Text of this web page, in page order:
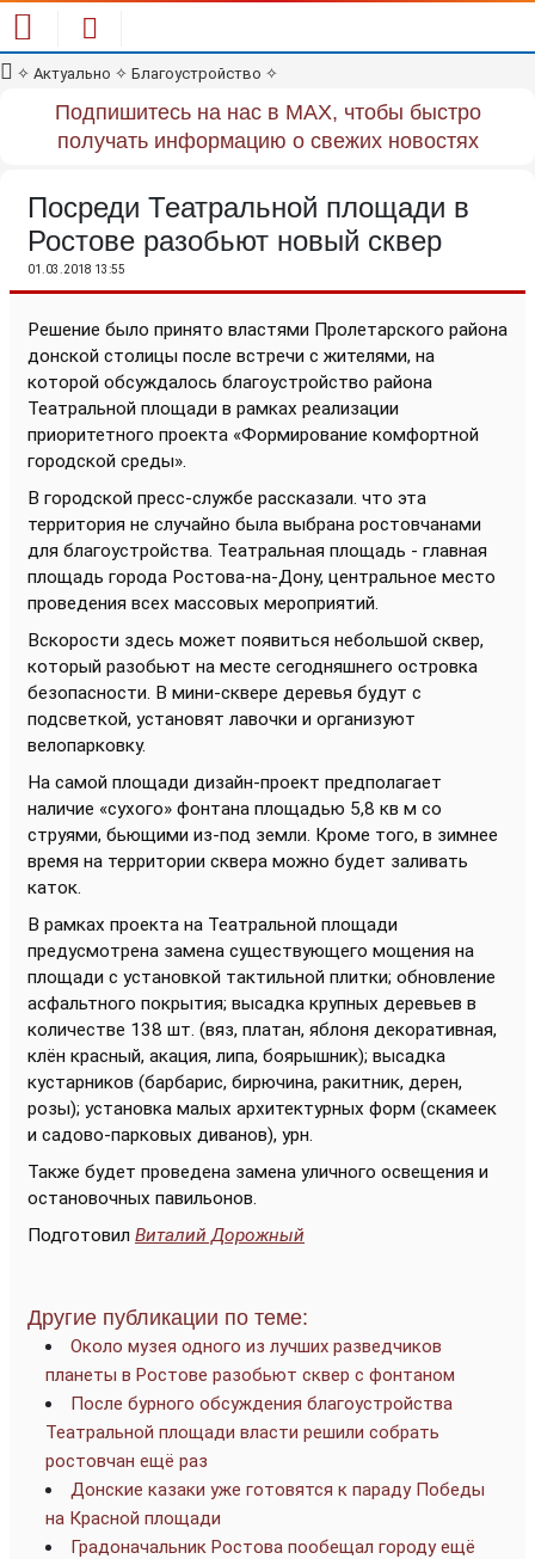
✧ Актуально ✧ Благоустройство ✧
Подпишитесь на нас в MAX, чтобы быстро
получать информацию о свежих новостях
Посреди Театральной площади в
Ростове разобьют новый сквер
01.03.2018 13:55
Решение было принято властями Пролетарского района
донской столицы после встречи с жителями, на
которой обсуждалось благоустройство района
Театральной площади в рамках реализации
приоритетного проекта «Формирование комфортной
городской среды».
В городской пресс-службе рассказали. что эта
территория не случайно была выбрана ростовчанами
для благоустройства. Театральная площадь - главная
площадь города Ростова-на-Дону, центральное место
проведения всех массовых мероприятий.
Вскорости здесь может появиться небольшой сквер,
который разобьют на месте сегодняшнего островка
безопасности. В мини-сквере деревья будут с
подсветкой, установят лавочки и организуют
велопарковку.
На самой площади дизайн-проект предполагает
наличие «сухого» фонтана площадью 5,8 кв м со
струями, бьющими из-под земли. Кроме того, в зимнее
время на территории сквера можно будет заливать
каток.
В рамках проекта на Театральной площади
предусмотрена замена существующего мощения на
площади с установкой тактильной плитки; обновление
асфальтного покрытия; высадка крупных деревьев в
количестве 138 шт. (вяз, платан, яблоня декоративная,
клён красный, акация, липа, боярышник); высадка
кустарников (барбарис, бирючина, ракитник, дерен,
розы); установка малых архитектурных форм (скамеек
и садово-парковых диванов), урн.
Также будет проведена замена уличного освещения и
остановочных павильонов.
Подготовил Виталий Дорожный
Другие публикации по теме:
Около музея одного из лучших разведчиков
планеты в Ростове разобьют сквер с фонтаном
После бурного обсуждения благоустройства
Театральной площади власти решили собрать
ростовчан ещё раз
Донские казаки уже готовятся к параду Победы
на Красной площади
Градоначальник Ростова пообещал городу ещё